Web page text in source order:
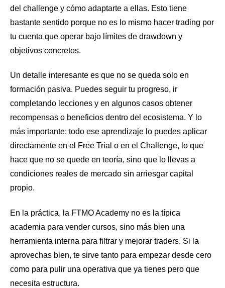
del challenge y cómo adaptarte a ellas. Esto tiene
bastante sentido porque no es lo mismo hacer trading por
tu cuenta que operar bajo límites de drawdown y
objetivos concretos.
Un detalle interesante es que no se queda solo en
formación pasiva. Puedes seguir tu progreso, ir
completando lecciones y en algunos casos obtener
recompensas o beneficios dentro del ecosistema. Y lo
más importante: todo ese aprendizaje lo puedes aplicar
directamente en el Free Trial o en el Challenge, lo que
hace que no se quede en teoría, sino que lo llevas a
condiciones reales de mercado sin arriesgar capital
propio.
En la práctica, la FTMO Academy no es la típica
academia para vender cursos, sino más bien una
herramienta interna para filtrar y mejorar traders. Si la
aprovechas bien, te sirve tanto para empezar desde cero
como para pulir una operativa que ya tienes pero que
necesita estructura.